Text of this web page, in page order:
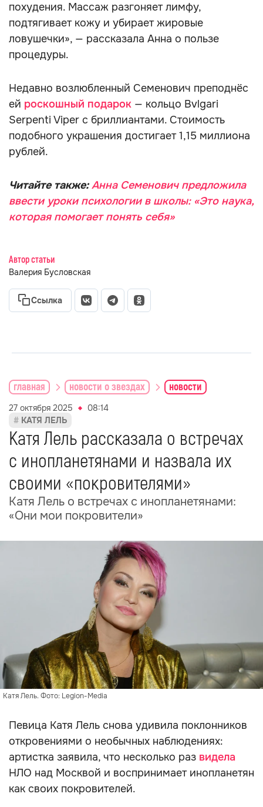
похудения. Массаж разгоняет лимфу,
подтягивает кожу и убирает жировые
ловушечки», — рассказала Анна о пользе
процедуры.
Недавно возлюбленный Семенович преподнёс
ей роскошный подарок — кольцо Bvlgari
Serpenti Viper с бриллиантами. Стоимость
подобного украшения достигает 1,15 миллиона
рублей.
Читайте также:Анна Семенович предложила
ввести уроки психологии в школы: «Это наука,
которая помогает понять себя»
Автор статьи
Валерия Бусловская
Ссылка
главная новости о звездах новости
27 октября 2025
08:14
КАТЯ ЛЕЛЬ
Катя Лель рассказала о встречах
с инопланетянами и назвала их
своими «покровителями»
Катя Лель о встречах с инопланетянами:
«Они мои покровители»
Катя Лель. Фото: Legion-Media
Певица Катя Лель снова удивила поклонников
откровениями о необычных наблюдениях:
артистка заявила, что несколько раз видела
НЛО над Москвой и воспринимает инопланетян
как своих покровителей.